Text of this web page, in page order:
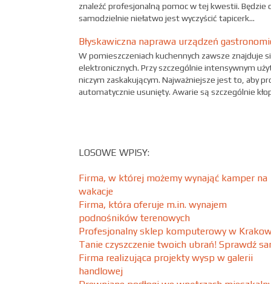
znaleźć profesjonalną pomoc w tej kwestii.
samodzielnie niełatwo jest wyczyścić tapicerk...
Błyskawiczna naprawa urządzeń
W pomieszczeniach kuchennych zawsze znajduje
elektronicznych. Przy szczególnie intensywnym
niczym zaskakującym. Najważniejsze jest to, aby
automatycznie usunięty. Awarie są szczególnie
LOSOWE WPISY:
Firma, w której możemy wynająć kamper na
wakacje
Firma, która oferuje m.in. wynajem
podnośników terenowych
Profesjonalny sklep komputerowy w
Tanie czyszczenie twoich ubrań! Sprawdź
Firma realizująca projekty wysp w galerii
handlowej